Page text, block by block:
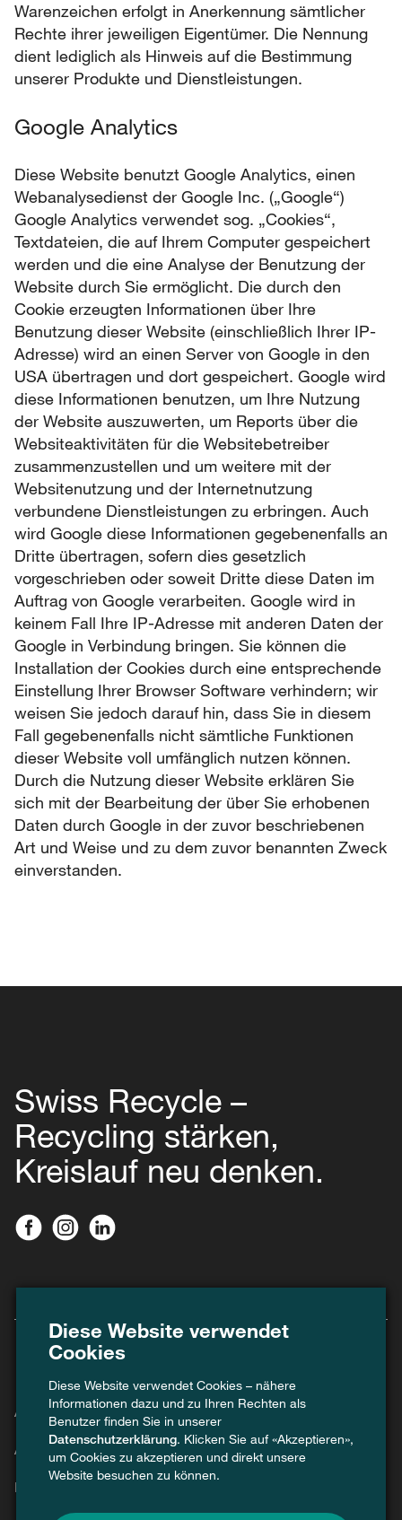
Warenzeichen erfolgt in Anerkennung sämtlicher
Rechte ihrer jeweiligen Eigentümer. Die Nennung
dient lediglich als Hinweis auf die Bestimmung
unserer Produkte und Dienstleistungen.
Google Analytics
Diese Website benutzt Google Analytics, einen
Webanalysedienst der Google Inc. („Google“)
Google Analytics verwendet sog. „Cookies“,
Textdateien, die auf Ihrem Computer gespeichert
werden und die eine Analyse der Benutzung der
Website durch Sie ermöglicht. Die durch den
Cookie erzeugten Informationen über Ihre
Benutzung dieser Website (einschließlich Ihrer IP-
Adresse) wird an einen Server von Google in den
USA übertragen und dort gespeichert. Google wird
diese Informationen benutzen, um Ihre Nutzung
der Website auszuwerten, um Reports über die
Websiteaktivitäten für die Websitebetreiber
zusammenzustellen und um weitere mit der
Websitenutzung und der Internetnutzung
verbundene Dienstleistungen zu erbringen. Auch
wird Google diese Informationen gegebenenfalls an
Dritte übertragen, sofern dies gesetzlich
vorgeschrieben oder soweit Dritte diese Daten im
Auftrag von Google verarbeiten. Google wird in
keinem Fall Ihre IP-Adresse mit anderen Daten der
Google in Verbindung bringen. Sie können die
Installation der Cookies durch eine entsprechende
Einstellung Ihrer Browser Software verhindern; wir
weisen Sie jedoch darauf hin, dass Sie in diesem
Fall gegebenenfalls nicht sämtliche Funktionen
dieser Website voll umfänglich nutzen können.
Durch die Nutzung dieser Website erklären Sie
sich mit der Bearbeitung der über Sie erhobenen
Daten durch Google in der zuvor beschriebenen
Art und Weise und zu dem zuvor benannten Zweck
einverstanden.
Swiss Recycle –
Recycling stärken,
Kreislauf neu denken.
Agenda
Aktuell
Kontakt
Diese Website verwendet
Cookies
Diese Website verwendet Cookies – nähere
Informationen dazu und zu Ihren Rechten als
Benutzer finden Sie in unserer
Datenschutzerklärung. Klicken Sie auf «Akzeptieren»,
um Cookies zu akzeptieren und direkt unsere
Website besuchen zu können.